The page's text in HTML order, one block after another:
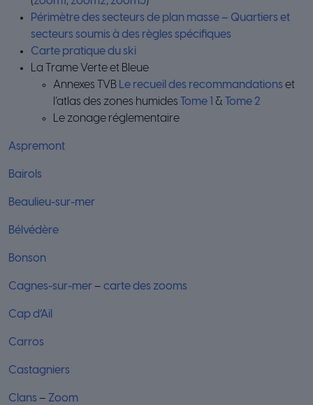
Périmètre des secteurs de plan masse – Quartiers et
secteurs soumis à des règles spécifiques
Carte pratique du ski
La Trame Verte et Bleue
Annexes TVB Le recueil des recommandations et
l’atlas des zones humides Tome 1 & Tome 2
Le zonage réglementaire
Aspremont
Bairols
Beaulieu-sur-mer
Bélvédère
Bonson
Cagnes-sur-mer– carte des zooms
Cap d’Ail
Carros
Castagniers
Clans – Zoom